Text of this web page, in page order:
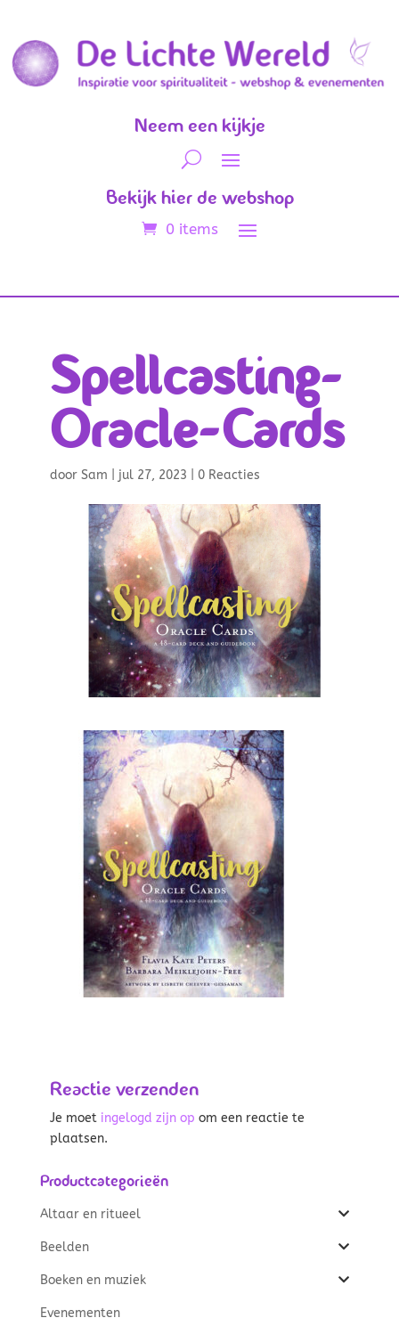
Neem een kijkje
Bekijk hier de webshop
0 items
Spellcasting-
Oracle-Cards
door Sam jul 27, 2023 0 Reacties
Reactie verzenden
Je moet ingelogd zijn op om een reactie te
plaatsen.
Productcategorieën
Altaar en ritueel
Beelden
Boeken en muziek
Evenementen